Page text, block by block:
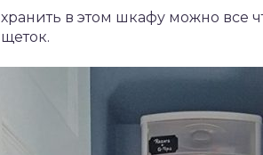
хранить в этом шкафу можно все
щеток.